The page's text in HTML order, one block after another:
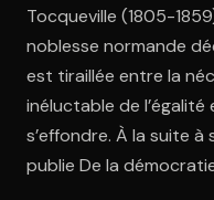
Tocqueville (1805-
noblesse normande
est tiraillée entre la
inéluctable de l’égalité
s’effondre. À la suite
publie De la